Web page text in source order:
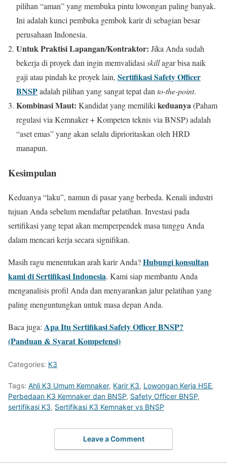
pilihan “aman” yang membuka pintu lowongan paling banyak.
Ini adalah kunci pembuka gembok karir di sebagian besar
perusahaan Indonesia.
Untuk Praktisi Lapangan/Kontraktor: Jika Anda sudah
bekerja di proyek dan ingin memvalidasi skillagar bisa naik
gaji atau pindah ke proyek lain, Sertifikasi Safety Officer
BNSPadalah pilihan yang sangat tepat dan to-the-point.
Kombinasi Maut: Kandidat yang memiliki keduanya(Paham
regulasi via Kemnaker + Kompeten teknis via BNSP) adalah
“aset emas” yang akan selalu diprioritaskan oleh HRD
manapun.
Kesimpulan
Keduanya “laku”, namun di pasar yang berbeda. Kenali industri
tujuan Anda sebelum mendaftar pelatihan. Investasi pada
sertifikasi yang tepat akan memperpendek masa tunggu Anda
dalam mencari kerja secara signifikan.
Masih ragu menentukan arah karir Anda?Hubungi konsultan
kami di Sertifikasi Indonesia. Kami siap membantu Anda
menganalisis profil Anda dan menyarankan jalur pelatihan yang
paling menguntungkan untuk masa depan Anda.
Baca juga: Apa Itu Sertifikasi Safety Officer BNSP?
(Panduan & Syarat Kompetensi)
Categories: K3
Tags: Ahli K3 Umum Kemnaker, Karir K3, Lowongan Kerja HSE,
Perbedaan K3 Kemnaker dan BNSP, Safety Officer BNSP,
sertifikasi K3, Sertifikasi K3 Kemnaker vs BNSP
Leave a Comment